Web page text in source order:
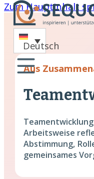
Zum Hauptinhalt
Deutsch
Aus
Arbeitsweise
Abstimmung,
gemeinsames